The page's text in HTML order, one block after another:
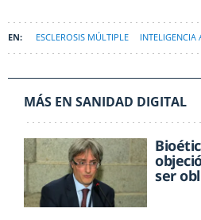
ESCLEROSIS MÚLTIPLE INTELIGENCIA
MÁS EN SANIDAD DIGITAL
ser